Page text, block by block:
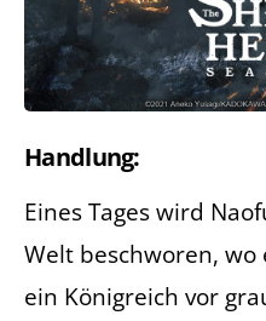
Handlung:
Eines Tages wird
Welt beschworen, wo
ein Königreich vor